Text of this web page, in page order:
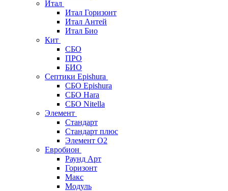
Итал
Итал Горизонт
Итал Антей
Итал Био
Кит
СБО
ПРО
БИО
Септики Epishura
СБО Epishura
СБО Hara
СБО Nitella
Элемент
Стандарт
Стандарт плюс
Элемент О2
Евробион
Раунд Арт
Горизонт
Макс
Модуль